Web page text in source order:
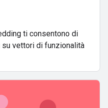
ti consentono di
vettori di funzionalità